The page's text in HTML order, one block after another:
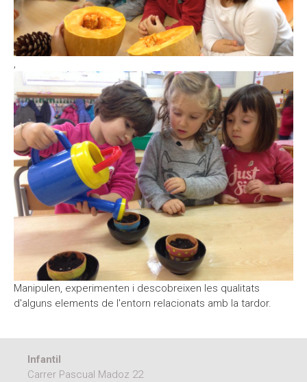
,
Manipulen, experimenten i descobreixen les qualitats
d'alguns elements de l'entorn relacionats amb la tardor.
Infantil
Carrer Pascual Madoz 22